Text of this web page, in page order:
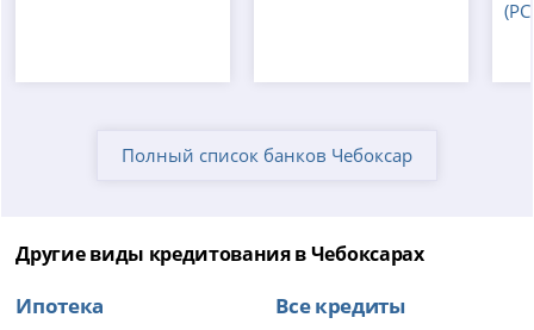
Полный список банков Чебоксар
Другие виды кредитования в Чебоксарах
Ипотека
Все кредиты